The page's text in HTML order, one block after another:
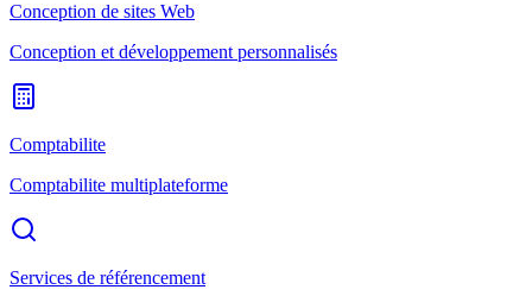
Conception de sites Web
Conception et développement personnalisés
Comptabilite
Comptabilite multiplateforme
Services de référencement